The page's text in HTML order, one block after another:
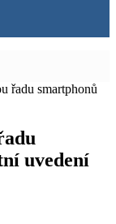
řadu smartphonů
uvedení